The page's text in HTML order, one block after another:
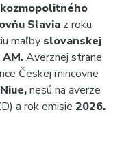
kozmopolitného
Slavia z roku
maľby slovanskej
AM.Averznej strane
Českej mincovne
Niue,nesú na averze
a rok emisie 2026.